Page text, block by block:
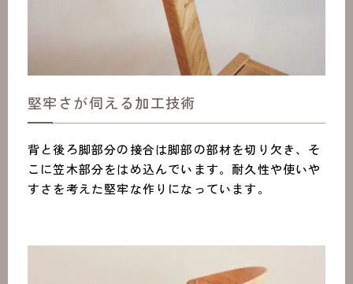
堅牢さが伺える加工技術
背と後ろ脚部分の接合は脚部の部材を切り欠き、そ
こに笠木部分をはめ込んでいます。耐久性や使いや
すさを考えた堅牢な作りになっています。